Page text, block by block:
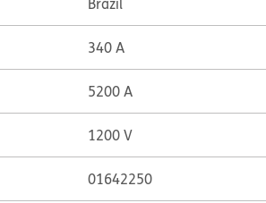
340 A
5200 A
1200 V
01642250